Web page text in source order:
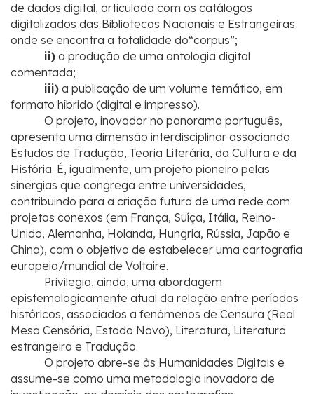
de dados digital, articulada com os catálogos
digitalizados das Bibliotecas Nacionais e Estrangeiras
onde se encontra a totalidade do“corpus”;
ii) a produção de uma antologia digital
comentada;
iii) a publicação de um volume temático, em
formato híbrido (digital e impresso).
O projeto, inovador no panorama português,
apresenta uma dimensão interdisciplinar associando
Estudos de Tradução, Teoria Literária, da Cultura e da
História. É, igualmente, um projeto pioneiro pelas
sinergias que congrega entre universidades,
contribuindo para a criação futura de uma rede com
projetos conexos (em França, Suíça, Itália, Reino-
Unido, Alemanha, Holanda, Hungria, Rússia, Japão e
China), com o objetivo de estabelecer uma cartografia
europeia/mundial de Voltaire.
Privilegia, ainda, uma abordagem
epistemologicamente atual da relação entre períodos
históricos, associados a fenómenos de Censura (Real
Mesa Censória, Estado Novo), Literatura, Literatura
estrangeira e Tradução.
O projeto abre-se às Humanidades Digitais e
assume-se como uma metodologia inovadora de